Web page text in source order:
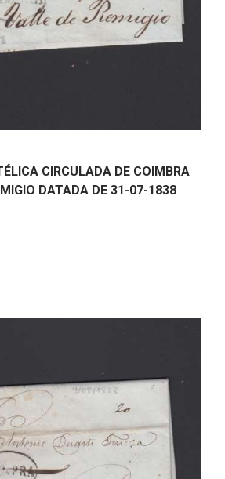
CIRCULADA DE COIMBRA
DATADA DE 31-07-1838